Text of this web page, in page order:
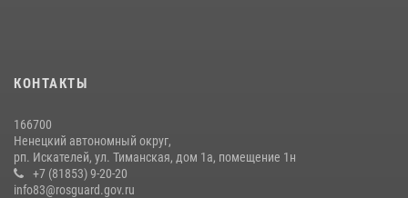
КОНТАКТЫ
166700
Ненецкий автономный округ,
рп. Искателей, ул. Тиманская, дом 1а, помещение 1н
+7 (81853) 9-20-20
info83@rosguard.gov.ru